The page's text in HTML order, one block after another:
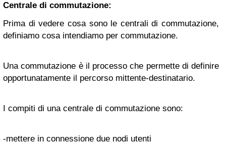
Centrale di commutazione:
Prima di vedere cosa sono le centrali di commutazione,
definiamo cosa intendiamo per commutazione.
Una commutazione è il processo che permette di definire
opportunatamente il percorso mittente-destinatario.
I compiti di una centrale di commutazione sono:
-mettere in connessione due nodi utenti